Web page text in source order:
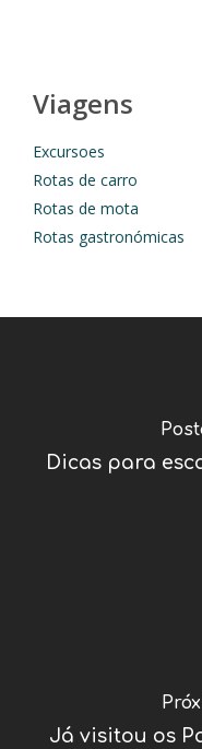
Viagens
Excursoes
Rotas de carro
Rotas de mota
Rotas gastronómicas
Dicas para
Já visitou os